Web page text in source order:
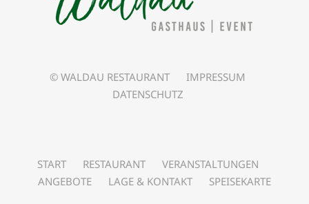
© WALDAU RESTAURANT
IMPRESSUM
DATENSCHUTZ
START RESTAURANT
VERANSTALTUNGEN
ANGEBOTE
LAGE & KONTAKT SPEISEKARTE